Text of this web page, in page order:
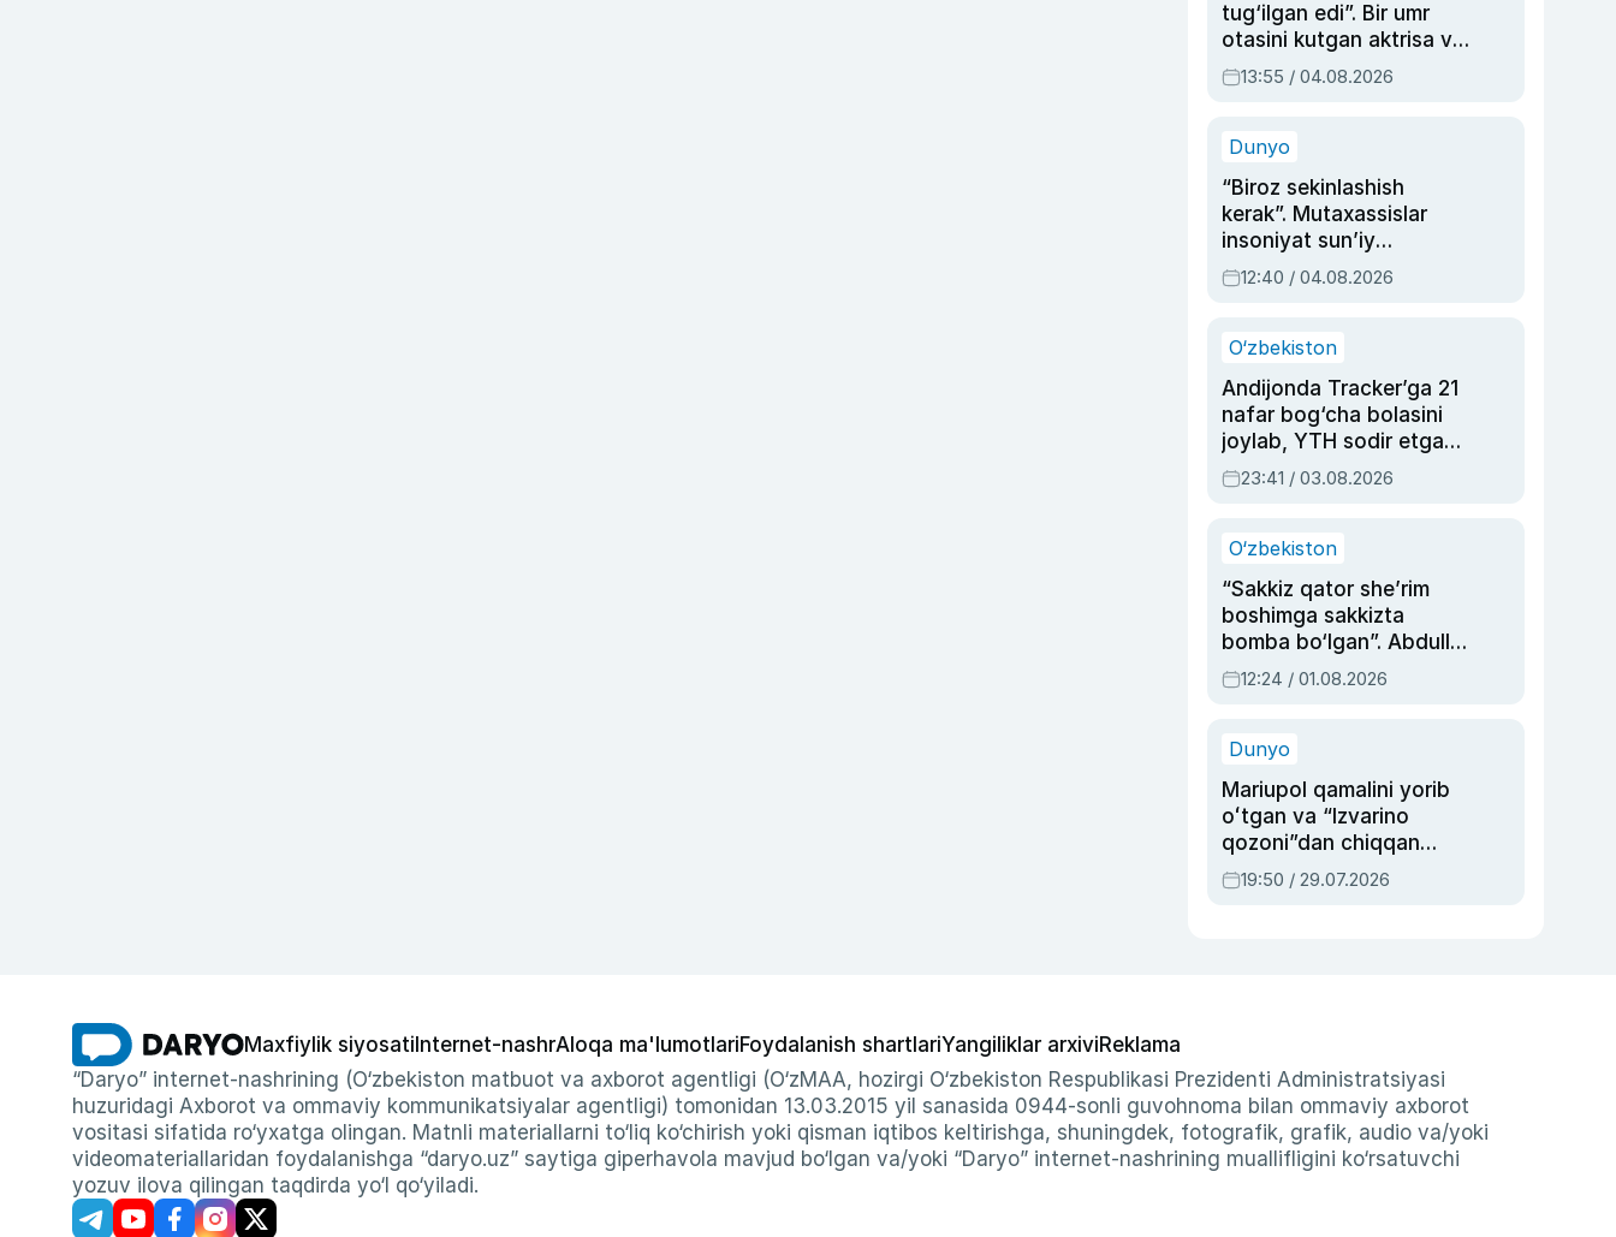
tug‘ilgan edi”. Bir umr
otasini kutgan aktrisa va
dublyaj ustasi Rimma
Ahmedovaning
13:55 / 04.08.2026
Dunyo
“Biroz sekinlashish
kerak”. Mutaxassislar
insoniyat sun’iy
intellektni boshqara
olmay qolishidan xavotir
12:40 / 04.08.2026
O‘zbekiston
Andijonda Tracker’ga 21
nafar bog‘cha bolasini
joylab, YTH sodir etgan
ayolga sud hukmi o‘qildi
23:41 / 03.08.2026
O‘zbekiston
“Sakkiz qator she’rim
boshimga sakkizta
bomba bo‘lgan”. Abdulla
Oripovni siyosiy
ayblovlardan asrab
12:24 / 01.08.2026
Dunyo
Mariupol qamalini yorib
oʻtgan va “Izvarino
qozoni”dan chiqqan
qahramon — Ukraina
armiyasi bosh
19:50 / 29.07.2026
Maxfiylik siyosati Internet-nashrAloqa ma'lumotlariFoydalanish shartlariYangiliklar arxiviReklama
“Daryo” internet-nashrining (O‘zbekiston matbuot va axborot agentligi (O‘zMAA, hozirgi O‘zbekiston Respublikasi Prezidenti Administratsiyasi
huzuridagi Axborot va ommaviy kommunikatsiyalar agentligi) tomonidan 13.03.2015 yil sanasida 0944-sonli guvohnoma bilan ommaviy axborot
vositasi sifatida ro‘yxatga olingan. Matnli materiallarni to‘liq ko‘chirish yoki qisman iqtibos keltirishga, shuningdek, fotografik, grafik, audio va/yoki
videomateriallaridan foydalanishga “daryo.uz” saytiga giperhavola mavjud bo‘lgan va/yoki “Daryo” internet-nashrining muallifligini ko‘rsatuvchi
yozuv ilova qilingan taqdirda yo‘l qo‘yiladi.